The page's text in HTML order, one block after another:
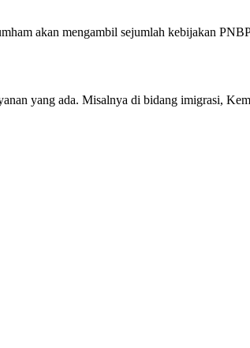
akan mengambil sejumlah kebijakan
yang ada. Misalnya di bidang imigrasi,